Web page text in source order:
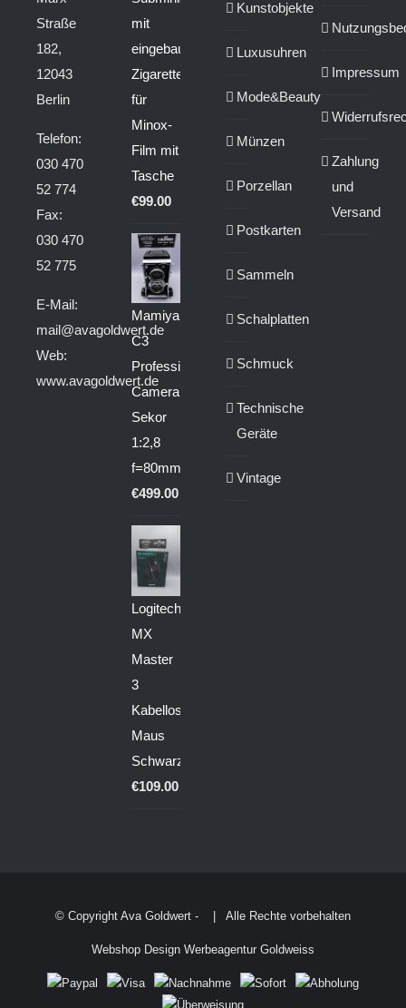
Straße
182,
12043
Berlin
Telefon:
030 470
52 774
Fax:
030 470
52 775
E-Mail:
mail@avagoldwert.de
Web:
www.avagoldwert.de
mit
eingebautem
Zigarettenanzünder
für
Minox-
Film mit
Tasche
€99.00
Mamiya
C3
Professional
Camera
Sekor
1:2,8
f=80mm
€499.00
Logitech
MX
Master
3
Kabellose
Maus
Schwarz
€109.00
Kunstobjekte
Luxusuhren
Mode&Beauty
Münzen
Porzellan
Postkarten
Sammeln
Schalplatten
Schmuck
Technische
Geräte
Vintage
Impressum
Zahlung
und
Versand
© Copyright Ava Goldwert - | Alle Rechte vorbehalten
Webshop Design Werbeagentur Goldweiss